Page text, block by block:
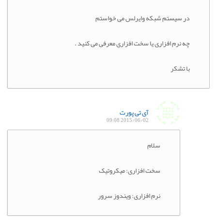
در سیستم شبکه وایرلس می خواستم
چه نرم افزاری یا سخت افزاری معرفی می کنید .
با تشکر
آی تی پورت
2015/06/02 09:08
سلام
سخت افزاری: میکروتیک
نرم افزاری: ویندوز سرور